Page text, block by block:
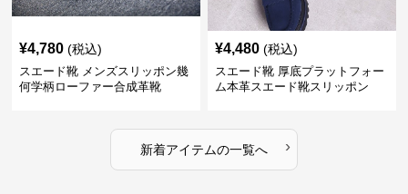
¥4,780 (税込)
スエード靴 メンズスリッポン幾
何学柄ローファー合成革靴
¥4,480 (税込)
スエード靴 厚底プラットフォー
ム本革スエード靴スリッポン
新着アイテムの一覧へ ›